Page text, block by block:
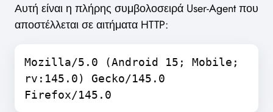
Αυτή είναι η πλήρης συμβολοσειρά User-Agent που
αποστέλλεται σε αιτήματα HTTP:
Mozilla/5.0 (Android 15; Mobile;
rv:145.0) Gecko/145.0
Firefox/145.0